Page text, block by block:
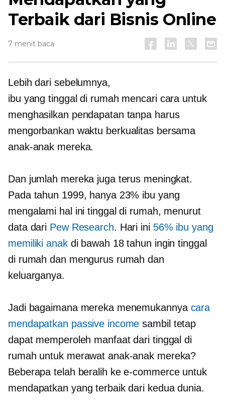
Terbaik dari Bisnis Online
7 menit baca
Lebih dari sebelumnya,
ibu yang tinggal di rumah mencari cara untuk
menghasilkan pendapatan tanpa harus
mengorbankan waktu berkualitas bersama
anak-anak mereka.
Dan jumlah mereka juga terus meningkat.
Pada tahun 1999, hanya 23% ibu yang
mengalami hal initinggal di rumah, menurut
data dari Pew Research. Hari ini 56% ibu yang
memiliki anakdi bawah 18 tahun ingin tinggal
di rumah dan mengurus rumah dan
keluarganya.
Jadi bagaimana mereka menemukannya cara
mendapatkan passive income sambil tetap
dapat memperoleh manfaat dari tinggal di
rumah untuk merawat anak-anak mereka?
Beberapa telah beralih kee-commerceuntuk
mendapatkan yang terbaik dari kedua dunia.